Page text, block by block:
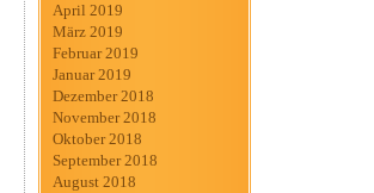
April 2019
März 2019
Februar 2019
Januar 2019
Dezember 2018
November 2018
Oktober 2018
September 2018
August 2018